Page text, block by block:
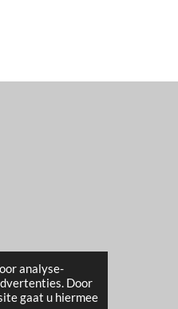
analyse-
Door
gaat u hiermee